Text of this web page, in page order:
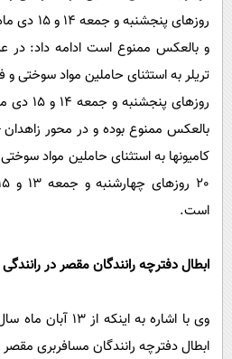
روزهای
و بالعکس ممنوع است ادامه داد: در
روزهای
بالعکس ممنوع بوده و در محور زاهدان -
است.
ابطال دفترچه رانندگان مقصر در رانندگی
وی با اشاره به
ابطال دفترچه رانندگان مسافربری